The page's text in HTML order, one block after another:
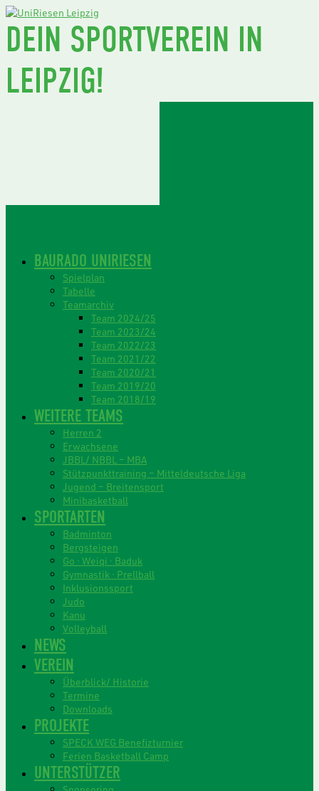
DEIN SPORTVEREIN IN
LEIPZIG!
BAURADO UNIRIESEN
Spielplan
Tabelle
Teamarchiv
Team 2024/25
Team 2023/24
Team 2022/23
Team 2021/22
Team 2020/21
Team 2019/20
Team 2018/19
WEITERE TEAMS
Herren 2
Erwachsene
JBBL/ NBBL – MBA
Stützpunkttraining – Mitteldeutsche Liga
Jugend – Breitensport
Minibasketball
SPORTARTEN
Badminton
Bergsteigen
Go · Weiqi · Baduk
Gymnastik · Prellball
Inklusionssport
Judo
Kanu
Volleyball
NEWS
VEREIN
Überblick/ Historie
Termine
Downloads
PROJEKTE
SPECK WEG Benefizturnier
Ferien Basketball Camp
UNTERSTÜTZER